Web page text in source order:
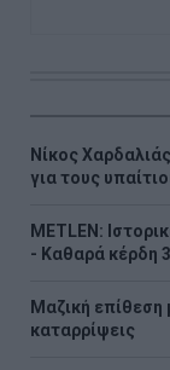
Νίκος
για τους
METLEN:
- Kαθαρά κέρδη
Μαζική επίθεση
καταρρίψεις